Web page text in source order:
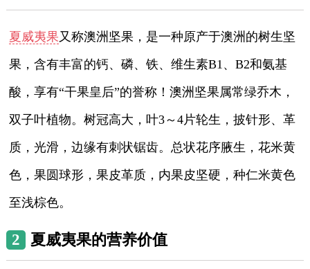
夏威夷果又称澳洲坚果，是一种原产于澳洲的树生坚
果，含有丰富的钙、磷、铁、维生素B1、B2和氨基
酸，享有“干果皇后”的誉称！澳洲坚果属常绿乔木，
双子叶植物。树冠高大，叶3～4片轮生，披针形、革
质，光滑，边缘有刺状锯齿。总状花序腋生，花米黄
色，果圆球形，果皮革质，内果皮坚硬，种仁米黄色
至浅棕色。
2 夏威夷果的营养价值